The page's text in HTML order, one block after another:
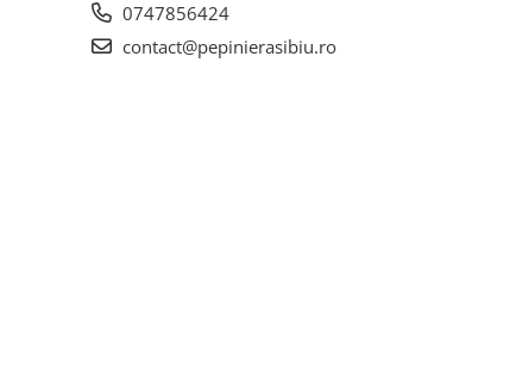
0747856424
contact@pepinierasibiu.ro